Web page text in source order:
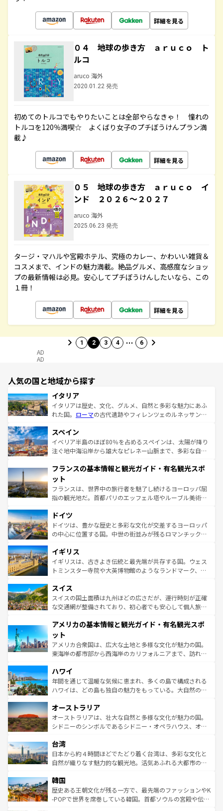
詳細を見る
０４ 地球の歩き方 ａｒｕｃｏ ト
ルコ
aruco 海外
2020.01.22 発売
初めてのトルコでもやりたいことは全部やらなきゃ！ 憧れの
トルコを120％満喫☆ よくばり女子のプチぼうけんプラン満
載♪
詳細を見る
０５ 地球の歩き方 ａｒｕｃｏ イ
ンド ２０２６～２０２７
aruco 海外
2025.06.23 発売
タージ・マハルや宮殿ホテル、究極のカレー、かわいい雑貨＆
コスメまで、インドの魅力満載。絶品グルメ、高感度なショッ
プの最新情報は必見。安心してプチぼうけんしたいなら、この
１冊！
詳細を見る
1 2 3 4 … 6
AD
AD
人気の国と地域から探す
イタリア
イタリアは歴史、文化、グルメ、自然と多彩な魅力にあふ
れた国。 ローマの古代遺跡やフィレンツェのルネッサンス
ろん、トスカーナの美しい田園風景やアマルフィ海岸の絶
景など、自然景観も見逃せない。観光の合間には、本場の
ピザやパスタなど、絶品のイタリア料理を堪能することも
ませてくれるイタリアで、忘れられない旅をしてみよう！
なお、新着のイタリア情報は
しい。
スペイン
イベリア半島のほぼ80％を占めるスペインは、太陽が降り
注ぐ地中海沿岸から雄大なピレネー山脈まで、多彩な自然
文化が根付くこの国では、情熱的なフラメンコ、熱気あふ
れる闘牛、そして美味しいタパスが生活の一部となってい
る。首都マドリードの洗練された雰囲気や、バルセロナの
アートに溢れた街角から、地方では古代ローマ遺跡や中世
せる。地方によって風土や気候が異なるスペインはその個
性で訪れる人を魅了する。 なお、新着のスペイン情報は コ
ンテンツ一覧を参照してほしい。
フランスの基本情報と観光ガイド・有名観光スポ
ット
フランスは、世界中の旅行者を魅了し続けるヨーロッパ屈
指の観光地だ。首都パリのエッフェル塔やルーブル美術館
で、幅広い魅力が詰まっている。華麗な宮殿、歴史的な大
聖堂、美しいビーチ、そして豊かな自然が、訪れる者を心
から魅了する。また、フランスは美食の国としても知ら
いる。シャンパンの発祥地であるランス、プロヴァンスの
香り高いラベンダー畑など、多彩な楽しみ方が可能だ。さ
らに、パリ以外の地域にも魅力が溢れており、どの街角に
れる地方に足を運ぶとそれぞれで全く異なる文化を体験で
きるだろう。 なお、新着のフランス情報はコンテンツ一覧
を参照してほしい。
ドイツ
ドイツは、豊かな歴史と多彩な文化が交差するヨーロッパ
の中心に位置する国。中世の街並みが残るロマンチック街
顔を持つこの国は、どこを歩いても飽きることがない。ベ
ルリンの文化的活気、バイエルン州のアルプスの絶景、そ
してライン川沿いのワイン畑といった風景は必見。ビール
は、お酒好きな人にはぜひ体験してほしい。 なお、新着の
ドイツ情報はコンテンツ一覧を参照してほしい。
イギリス
イギリスは、古きよき伝統と最先端が共存する国。ウェス
トミンスター寺院や大英博物館のようなランドマーク、歴
リアごとに異なる魅力がある。また、優雅なアフタヌーン
ティー、ビール好きにはたまらない英国パブ、サッカー観
戦など、本場だからこそできる体験も豊富。イギリスを旅
ンツ一覧を参照してほしい。
スイス
スイスの国土面積は九州ほどの広さだが、運行時刻が正確
な交通網が整備されており、初心者でも安心して個人旅行
の建物がそのまま残る町や、スイスならではのユニークな
博物館もあり、アルプス観光だけでなく町歩きも満喫する
ことができる。国民の所得が高いため物価も高いが、旅行
者向けの交通パス提供のサービスもあり、うまく活用すれ
着のスイス情報は
アメリカの基本情報と観光ガイド・有名観光スポ
ット
アメリカ合衆国は、広大な土地と多様な文化が魅力の国。
東海岸の都市部から西海岸のカリフォルニアまで、訪れる
のような巨大都市は、観光、ショッピング、エンターテイ
ンメントが詰まった刺激的なスポットだ。一方、アメリカ
西部には大自然が広がり、グランドキャニオンやイエロー
部のニューオーリンズでは、音楽と美食が融合した独特の
文化が魅力。旅行者はアメリカの各地域で異なる魅力を楽
しみながら、その多様性と豊かな歴史を感じることができ
ならではの贅沢な旅のスタイルだ。 なお、新着のアメリカ
情報はコンテンツ一覧を参照してほしい。
ハワイ
年間を通じて温暖な気候に恵まれ、多くの島で構成される
ハワイは、どの島も独自の魅力をもっている。大自然の神
ワイ島は見逃せない。また、定番の観光地といえばオアフ
島だが、静かな自然を求めるならマウイ島やカウアイ島が
おすすめ。エメラルドグリーンに輝く海をはじめ、豊かな
れるおもてなしの心で訪れる人々を迎えてくれるハワイの
人々、おいしいローカルフードやハワイアンミュージッ
ク、伝統的なフラダンスなど、すべてがハワイの魅力を彩
ワイを、存分に味わってほしい。 なお、新着のハワイ情報
はコンテンツ一覧を参照してほしい。
オーストラリア
オーストラリアは、壮大な自然と多様な文化が魅力の国。
シドニーのシンボルであるシドニー・オペラハウス、オー
リアリーフや大陸中央部にそびえるウルル（エアーズロッ
ク）、タスマニアの美しい原生林やケアンズの熱帯雨林な
ど、見どころがたくさん。また、カフェやワイン、オージ
いる。アクティビティも充実しており、サーフィンやダイ
ビング、ハイキングなど、アウトドア好きにはたまらな
い。オーストラリアの多彩な魅力を存分に味わいつくそ
台湾
日本から約４時間ほどでたどり着く台湾は、多彩な文化と
自然が織りなす魅力的な観光地。活気あふれる大都市の台
ン）、静ひつな山岳地帯である台湾東部など、都市の喧騒
と山間の静けさが共存しており、訪れる人に新しい発見と
驚きをもたらしてくれる。また、奥深い台湾の食文化も魅
韓国
歴史ある王朝文化が残る一方で、最先端のファッションやK
-POPで世界を席巻している韓国。首都ソウルの宮殿や伝統